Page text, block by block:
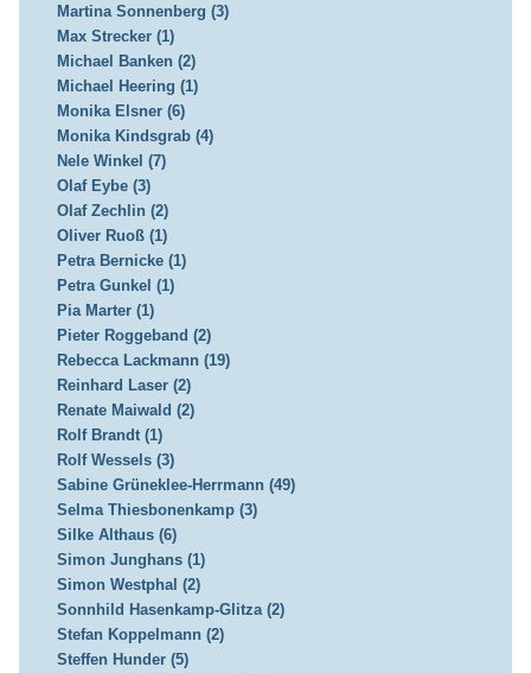
Martina Sonnenberg (3)
Max Strecker (1)
Michael Banken (2)
Michael Heering (1)
Monika Elsner (6)
Monika Kindsgrab (4)
Nele Winkel (7)
Olaf Eybe (3)
Olaf Zechlin (2)
Oliver Ruoß (1)
Petra Bernicke (1)
Petra Gunkel (1)
Pia Marter (1)
Pieter Roggeband (2)
Rebecca Lackmann (19)
Reinhard Laser (2)
Renate Maiwald (2)
Rolf Brandt (1)
Rolf Wessels (3)
Sabine Grüneklee-Herrmann (49)
Selma Thiesbonenkamp (3)
Silke Althaus (6)
Simon Junghans (1)
Simon Westphal (2)
Sonnhild Hasenkamp-Glitza (2)
Stefan Koppelmann (2)
Steffen Hunder (5)